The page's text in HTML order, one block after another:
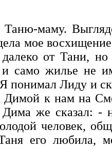
маму.
мое
от Тани,
само жилье не
понимал Лиду и
к нам на
Дима же сказал:
человек,
его любила,